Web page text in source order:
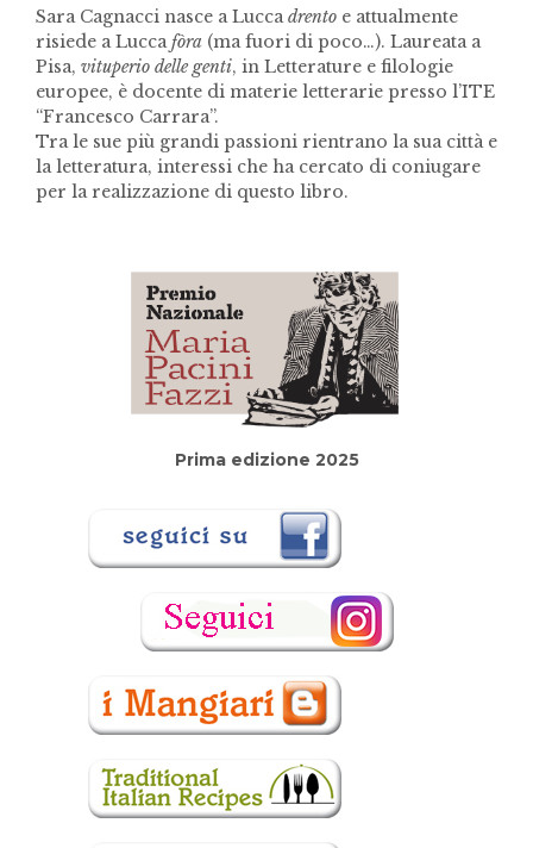
Sara Cagnacci nasce a Luccadrento e attualmente
risiede a Luccafòra (ma fuori di poco…). Laureata a
Pisa, vituperio delle genti, in Letterature e filologie
europee, è docente di materie letterarie presso l’ITE
“Francesco Carrara”.
Tra le sue più grandi passioni rientrano la sua città e
la letteratura, interessi che ha cercato di coniugare
per la realizzazione di questo libro.
Prima edizione 2025